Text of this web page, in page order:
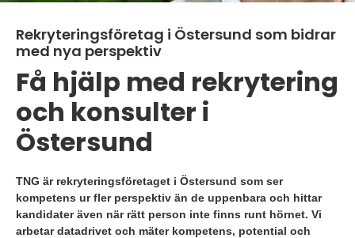
Rekryteringsföretag i Östersund som bidrar
med nya perspektiv
Få hjälp med rekrytering
och konsulter i
Östersund
TNG är rekryteringsföretaget i Östersund som ser
kompetens ur fler perspektiv än de uppenbara och hittar
kandidater även när rätt person inte finns runt hörnet. Vi
arbetar datadrivet och mäter kompetens, potential och